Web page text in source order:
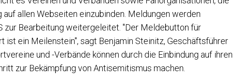
allen Webseiten einzubinden. Meldungen werden
zur Bearbeitung weitergeleitet. "Der Meldebutton für
ist ein Meilenstein", sagt Benjamin Steinitz, Geschäftsführer
und -Verbände können durch die Einbindung auf ihren
zur Bekämpfung von Antisemitismus machen.